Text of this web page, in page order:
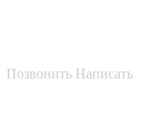
Позвонить Написать